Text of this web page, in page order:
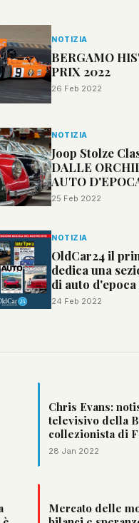
NOTIZIA
BERGAMO
PRIX 2022
26 Feb 2022
NOTIZIA
Joop Stolze
DALLE
AUTO
25 Feb 2022
NOTIZIA
OldCar24 il
dedica una
di auto
24 Feb 2022
Chris Evans:
televisivo della
collezionista di
28 Jan 2022
Mercato delle